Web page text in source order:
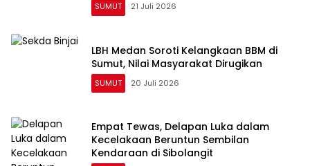
SUMUT 21 Juli 2026
LBH Medan Soroti Kelangkaan BBM di
Sumut, Nilai Masyarakat Dirugikan
SUMUT 20 Juli 2026
Empat Tewas, Delapan Luka dalam
Kecelakaan Beruntun Sembilan
Kendaraan di Sibolangit